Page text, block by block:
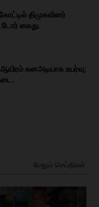
திமுகவினர்
கைது.
கனஅடியாக உயர்வு;
மேலும் செய்திகள்